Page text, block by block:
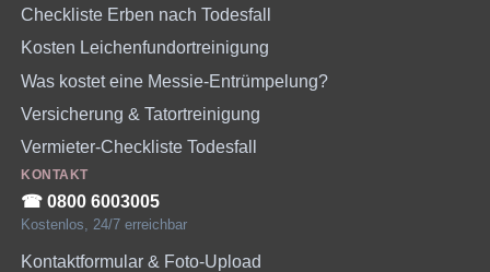
Checkliste Erben nach Todesfall
Kosten Leichenfundortreinigung
Was kostet eine Messie-Entrümpelung?
Versicherung & Tatortreinigung
Vermieter-Checkliste Todesfall
KONTAKT
☎︎ 0800 6003005
Kostenlos, 24/7 erreichbar
Kontaktformular & Foto-Upload